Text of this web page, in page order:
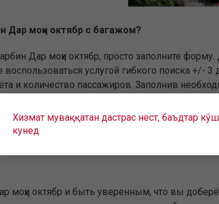
Дар моҳи октябр с багажом?
Дар моҳи октябр, просто заполните
услугой гибкого поиска +/- 3
и количество пассажиров. Заполнив
с пересадками, и все доступные авиабилеты
— именно от этого во многом зависит
моҳи октябр и быть уверенным, что вы
Хизмат муваққатан дастрас нест, баъдтар
кунед